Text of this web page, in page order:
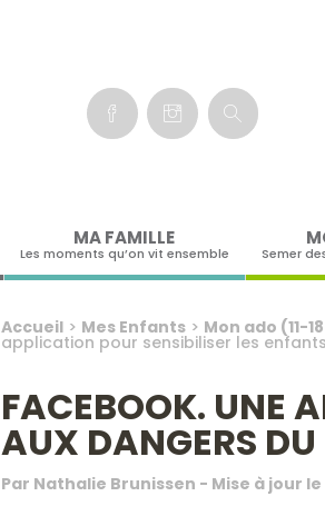
MA FAMILLE
Les moments qu’on vit ensemble Semer
Accueil> Mes Enfants> Mon ado (11-
application pour sensibiliser les
FACEBOOK. UNE
AUX DANGERS DU
Par Nathalie Brunissen - Mise à jour le